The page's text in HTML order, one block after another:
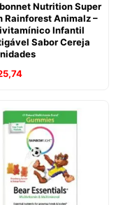
Nutrition Super
Rainforest Animalz –
Infantil
Sabor Cereja